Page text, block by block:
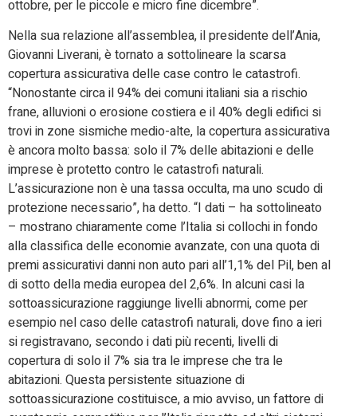
ottobre, per le piccole e micro fine dicembre”.
Nella sua relazione all’assemblea, il presidente dell’Ania,
Giovanni Liverani, è tornato a sottolineare la scarsa
copertura assicurativa delle case contro le catastrofi.
“Nonostante circa il 94% dei comuni italiani sia a rischio
frane, alluvioni o erosione costiera e il 40% degli edifici si
trovi in zone sismiche medio-alte, la copertura assicurativa
è ancora molto bassa: solo il 7% delle abitazioni e delle
imprese è protetto contro le catastrofi naturali.
L’assicurazione non è una tassa occulta, ma uno scudo di
protezione necessario”, ha detto. “I dati – ha sottolineato
– mostrano chiaramente come l’Italia si collochi in fondo
alla classifica delle economie avanzate, con una quota di
premi assicurativi danni non auto pari all’1,1% del Pil, ben al
di sotto della media europea del 2,6%. In alcuni casi la
sottoassicurazione raggiunge livelli abnormi, come per
esempio nel caso delle catastrofi naturali, dove fino a ieri
si registravano, secondo i dati più recenti, livelli di
copertura di solo il 7% sia tra le imprese che tra le
abitazioni. Questa persistente situazione di
sottoassicurazione costituisce, a mio avviso, un fattore di